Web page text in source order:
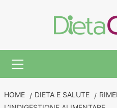
Menu
HOME DIETA E SALUTE